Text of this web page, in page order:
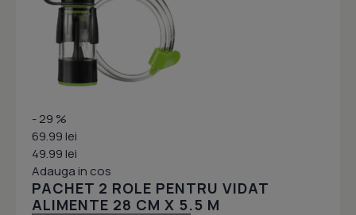
- 29 %
69.99 lei
49.99 lei
Adauga in cos
PACHET 2 ROLE PENTRU VIDAT
ALIMENTE 28 CM X 5.5 M